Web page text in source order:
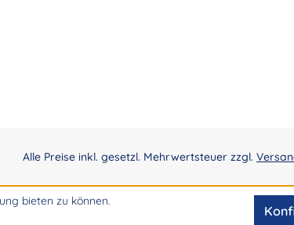
Alle Preise inkl. gesetzl. Mehrwertsteuer zzgl.
bieten zu können.